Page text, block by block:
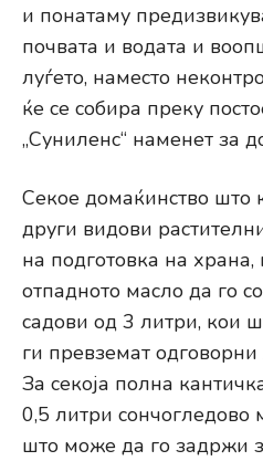
и понатаму
почвата и водата и
луѓето, наместо
ќе се собира преку
„Суниленс“ наменет за
Секое домаќинство што
други видови
на подготовка на
отпадното масло да го
садови од 3 литри, кои
ги превземат одговорни
За секоја полна
0,5 литри сончогледово
што може да го задржи